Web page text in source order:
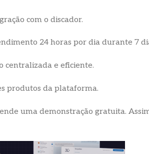
com o discador.
24 horas por dia durante 7
centralizada e eficiente.
produtos da plataforma.
uma demonstração gratuita.